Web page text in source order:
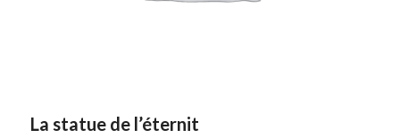
La statue de l’éternit